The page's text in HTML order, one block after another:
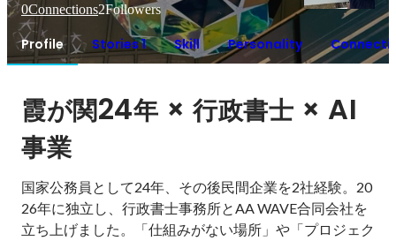
0Connections2Followers
Profile Stories 1 Skill Personality
霞が関24年 × 行政書士 × AI
事業
国家公務員として24年、その後民間企業を2社経験。20
26年に独立し、行政書士事務所とAA WAVE合同会社を
立ち上げました。「仕組みがない場所」や「プロジェク